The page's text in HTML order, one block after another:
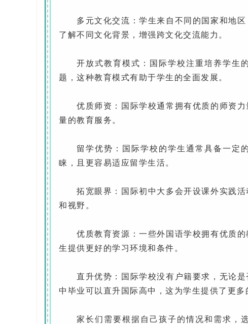
多元文化交流：学生来自不同的国家和地区
了解不同文化背景，增强跨文化交流能力。
开放式教育模式：国际学校注重培养学生的
题，这种教育模式有助于学生的全面发展。
优质师资：国际学校通常拥有优质的师资力
量的教育服务。
留学优势：国际学校的学生通常具备一定的
睐，且更容易适应留学生活。
拓宽眼界：国际初中大多会开设课外实践活
和视野。
优质教育资源：一些外国语学校拥有优质的
生提供更好的学习环境和条件。
直升优势：国际学校没有户籍要求，无论是
中毕业可以直升国际高中，这为学生提供了更多
家长们需要根据自己孩子的情况和需求，选